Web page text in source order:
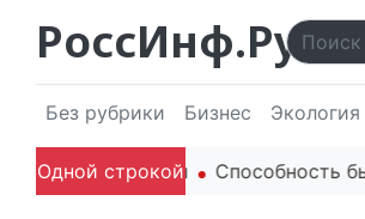
РоссИнф.Ру
Без рубрики Бизнес Экология
Одной строкой
в речи Способность